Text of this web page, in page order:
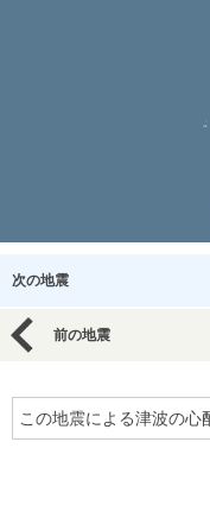
次の地震
前の地震
この地震による津波の心